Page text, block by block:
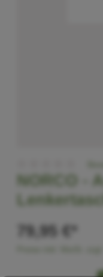
NORCO -
79,95 €*